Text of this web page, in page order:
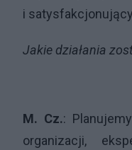
i
Jakie działania
M. Cz.:
organizacji,